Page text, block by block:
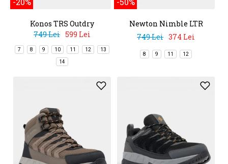
Konos TRS Outdry
749 Lei 599 Lei
7 8 9 10 11 12 13
14
Newton Nimble LTR
749 Lei 374 Lei
8 9 11 12